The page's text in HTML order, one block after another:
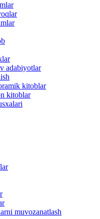
adabiyotlar
kitoblar
kitoblar
muvozanatlash